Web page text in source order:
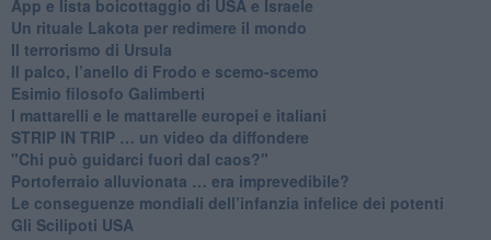
App e lista boicottaggio di USA e Israele
​Un rituale Lakota per redimere il mondo
Il terrorismo di Ursula
​Il palco, l’anello di Frodo e scemo-scemo
Esimio filosofo Galimberti
​I mattarelli e le mattarelle europei e italiani
​STRIP IN TRIP … un video da diffondere
"Chi può guidarci fuori dal caos?"
​Portoferraio alluvionata … era imprevedibile?
Le conseguenze mondiali dell’infanzia infelice dei potenti
​Gli Scilipoti USA